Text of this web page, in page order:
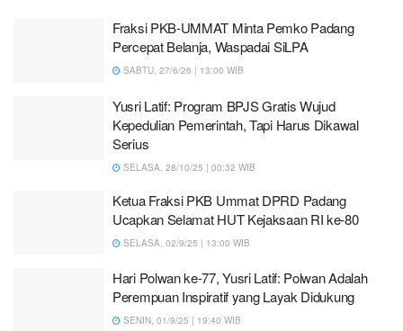
Fraksi PKB-UMMAT Minta Pemko Padang
Percepat Belanja, Waspadai SiLPA
SABTU, 27/6/26 | 13:00 WIB
Yusri Latif: Program BPJS Gratis Wujud
Kepedulian Pemerintah, Tapi Harus Dikawal
Serius
SELASA, 28/10/25 | 00:32 WIB
Ketua Fraksi PKB Ummat DPRD Padang
Ucapkan Selamat HUT Kejaksaan RI ke-80
SELASA, 02/9/25 | 13:00 WIB
Hari Polwan ke-77, Yusri Latif: Polwan Adalah
Perempuan Inspiratif yang Layak Didukung
SENIN, 01/9/25 | 19:40 WIB